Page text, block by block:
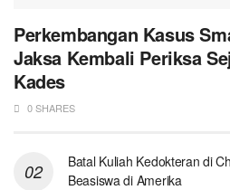
Perkembangan Kasus
Jaksa Kembali Periksa
Kades
0 SHARES
Batal Kuliah Kedokteran di
Beasiswa di Amerika